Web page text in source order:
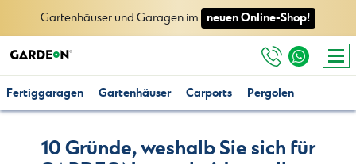
Gartenhäuser und Garagen im neuen Online-Shop!
Fertiggaragen Gartenhäuser Carports Pergolen
10 Gründe, weshalb Sie sich für